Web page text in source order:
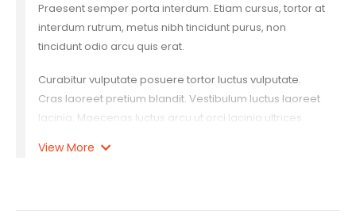
Praesent semper porta interdum. Etiam cursus, tortor at
interdum rutrum, metus nibh tincidunt purus, non
tincidunt odio arcu quis erat.
Curabitur vulputate posuere tortor luctus vulputate.
Cras laoreet pretium blandit. Vestibulum luctus laoreet
lacinia. Maecenas luctus arcu ut orci lacinia ultrices.
interdum rutrum, metus nibh tincidunt purus, non
View More